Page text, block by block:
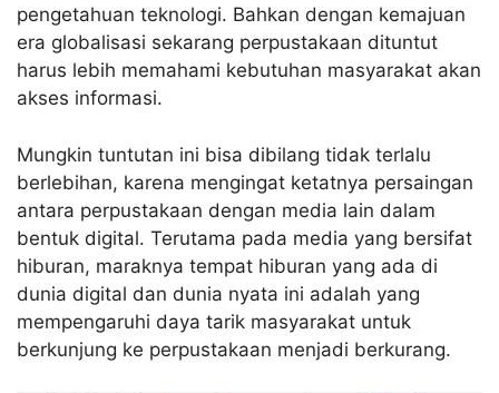
pengetahuan teknologi. Bahkan dengan kemajuan
era globalisasi sekarang perpustakaan dituntut
harus lebih memahami kebutuhan masyarakat akan
akses informasi.
Mungkin tuntutan ini bisa dibilang tidak terlalu
berlebihan, karena mengingat ketatnya persaingan
antara perpustakaan dengan media lain dalam
bentuk digital. Terutama pada media yang bersifat
hiburan, maraknya tempat hiburan yang ada di
dunia digital dan dunia nyata ini adalah yang
mempengaruhi daya tarik masyarakat untuk
berkunjung ke perpustakaan menjadi berkurang.